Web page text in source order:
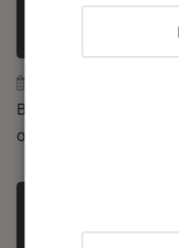
Внесены изменения
оборудование: